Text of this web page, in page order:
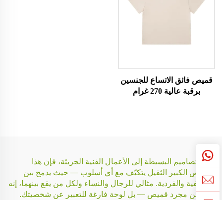
قميص فائق الاتساع للجنسين
برقبة عالية 270 غرام
من التصاميم البسيطة إلى الأعمال الفنية الجريئة، فإن هذا
القميص الكبير الثقيل يتكيّف مع أي أسلوب — حيث يدمج بين
الوظيفية والفردية. مثالي للرجال والنساء ولكل من يقع بينهما، إنه
أكثر من مجرد قميص — بل لوحة فارغة للتعبير عن شخصيتك.